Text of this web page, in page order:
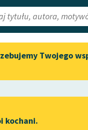
Lektury
Twojego
kochani.